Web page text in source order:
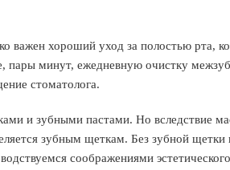
важен хороший уход за полостью рта,
пары минут, ежедневную очистку
стоматолога.
и зубными пастами. Но вследствие
зубным щеткам. Без зубной
соображениями